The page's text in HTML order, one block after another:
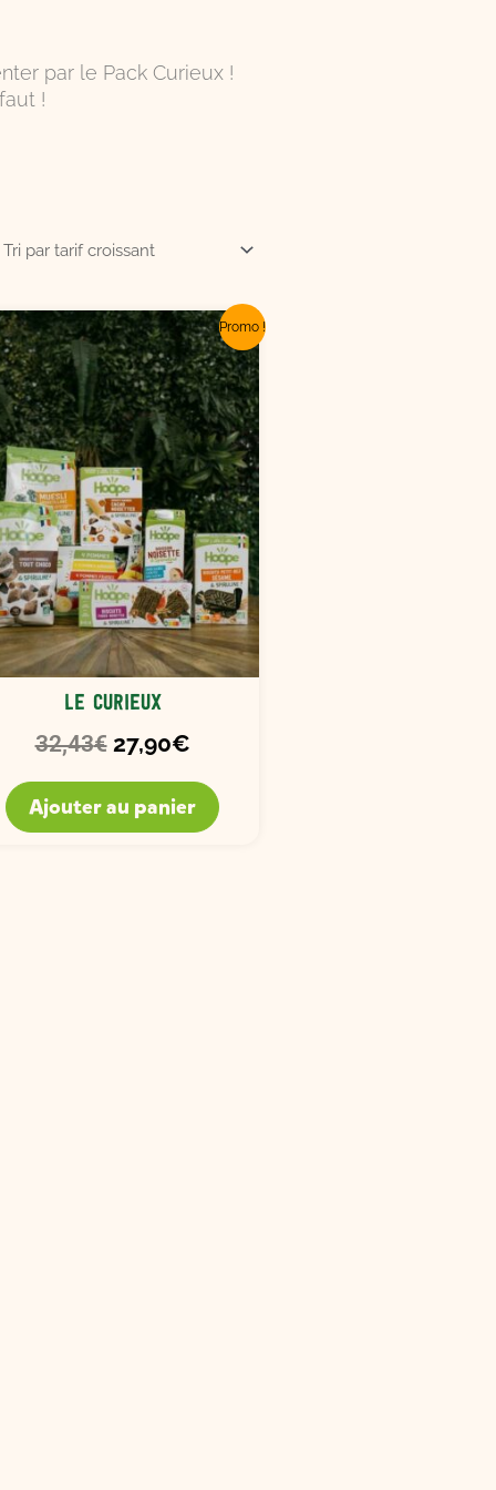
par le Pack Curieux !
!
Promo !
Le curieux
32,43€
Le
prix
initial
était :
32,43€.
27,90€
Le
prix
actuel
est :
27,90€.
Ajouter au panier